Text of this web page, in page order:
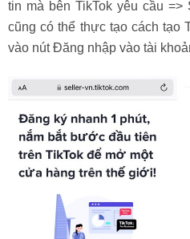
tin mà bên TikTok yêu cầu
cũng có thể thực tạo cách tạo
vào nút Đăng nhập vào tài